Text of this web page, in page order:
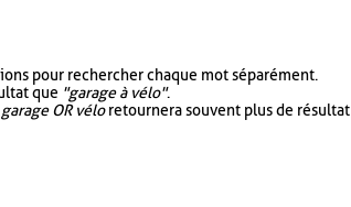
pour rechercher chaque mot séparément.
que "garage à vélo".
garage OR véloretournera souvent plus de résultat